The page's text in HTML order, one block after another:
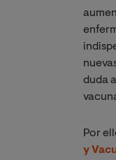
duda
Por
y